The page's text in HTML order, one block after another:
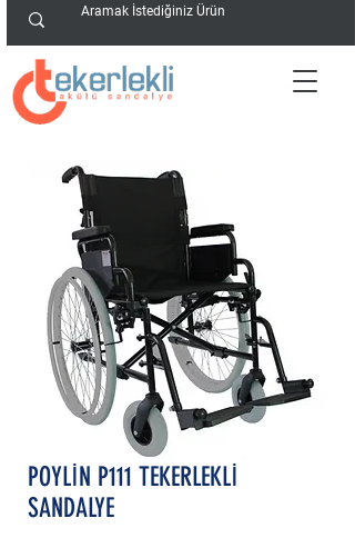
POYLİN P111 TEKERLEKLİ
SANDALYE